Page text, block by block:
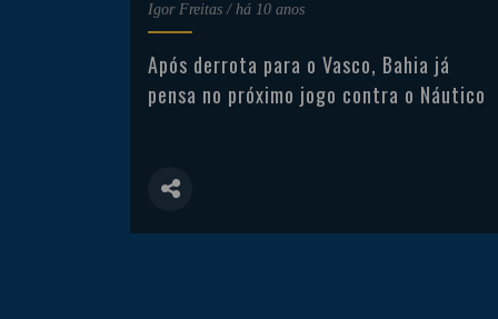
Igor Freitas / há 10 anos
Após derrota para o Vasco, Bahia já
pensa no próximo jogo contra o Náutico